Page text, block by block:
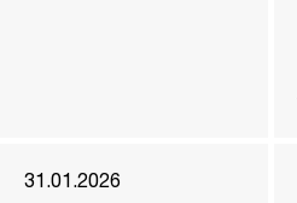
31.01.2026